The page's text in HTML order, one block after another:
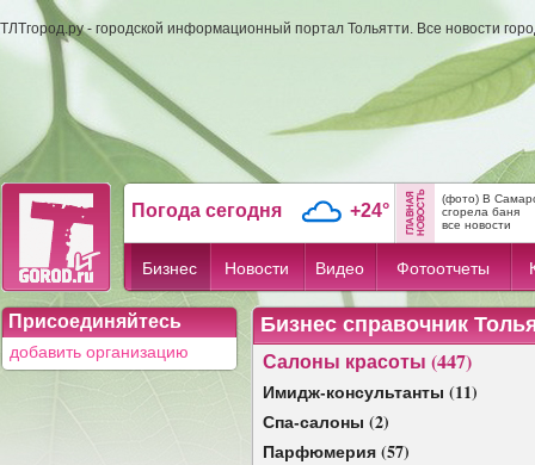
ТЛТгород.ру - городской информационный портал Тольятти. Все новости
Погода сегодня +24°
(фото) В
сгорела баня
все новости
Бизнес Новости Видео Фотоотчеты
Присоединяйтесь
добавить организацию
Бизнес справочник
Салоны красоты (447)
Имидж-консультанты (11)
Спа-салоны (2)
Парфюмерия (57)